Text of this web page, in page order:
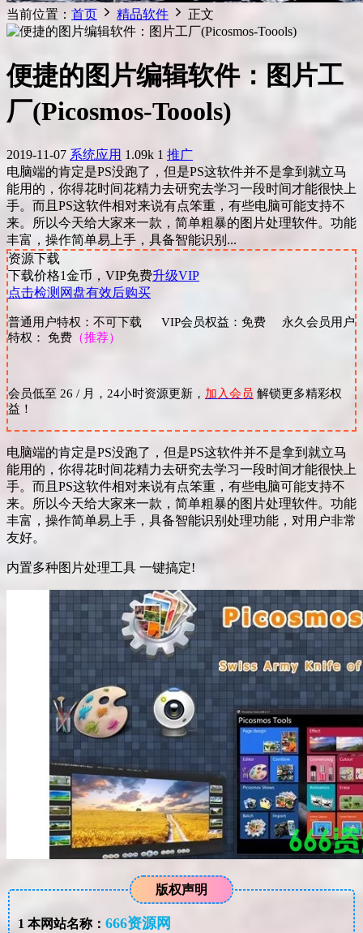
当前位置： 首页 精品软件 正文
便捷的图片编辑软件：图片工
厂(Picosmos-Toools)
2019-11-07 系统应用 1.09k 1 推广
电脑端的肯定是PS没跑了，但是PS这软件并不是拿到就立马
能用的，你得花时间花精力去研究去学习一段时间才能很快上
手。而且PS这软件相对来说有点笨重，有些电脑可能支持不
来。所以今天给大家来一款，简单粗暴的图片处理软件。功能
丰富，操作简单易上手，具备智能识别...
资源下载
下载价格1金币，VIP免费升级VIP
点击检测网盘有效后购买
普通用户特权：不可下载 VIP会员权益：免费 永久会员用户
特权： 免费 （推荐）
会员低至 26 / 月，24小时资源更新， 加入会员 解锁更多精彩权
益！
电脑端的肯定是PS没跑了，但是PS这软件并不是拿到就立马
能用的，你得花时间花精力去研究去学习一段时间才能很快上
手。而且PS这软件相对来说有点笨重，有些电脑可能支持不
来。所以今天给大家来一款，简单粗暴的图片处理软件。功能
丰富，操作简单易上手，具备智能识别处理功能，对用户非常
友好。
内置多种图片处理工具 一键搞定!
版权声明
1 本网站名称： 666资源网